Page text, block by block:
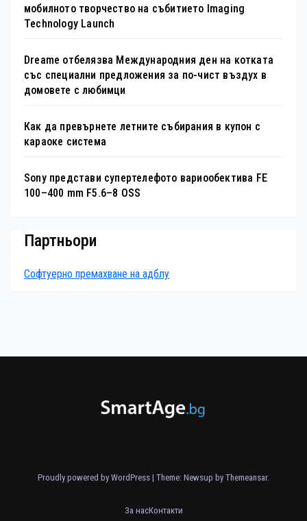
мобилното творчество на събитието Imaging
Technology Launch
Dreame отбелязва Международния ден на котката
със специални предложения за по-чист въздух в
домовете с любимци
Как да превърнете летните събирания в купон с
караоке система
Sony представи супертелефото вариообектива FE
100–400 mm F5.6–8 OSS
Партньори
Софтуерно премахване на адблу
Proudly powered by WordPress | Theme: Newsup by Themeansar.
За насКонтакти